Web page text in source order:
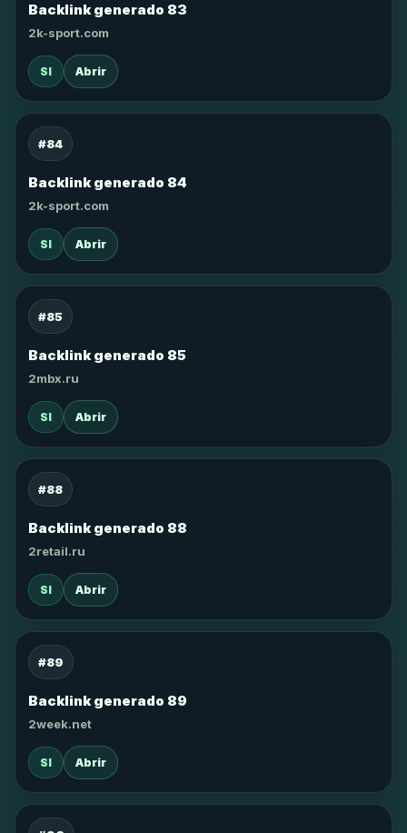
Backlink generado 83
2k-sport.com
SI Abrir
#84
Backlink generado 84
2k-sport.com
SI Abrir
#85
Backlink generado 85
2mbx.ru
SI Abrir
#88
Backlink generado 88
2retail.ru
SI Abrir
#89
Backlink generado 89
2week.net
SI Abrir